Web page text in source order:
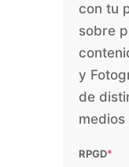
con tu
sobre
y
de
RPGD*